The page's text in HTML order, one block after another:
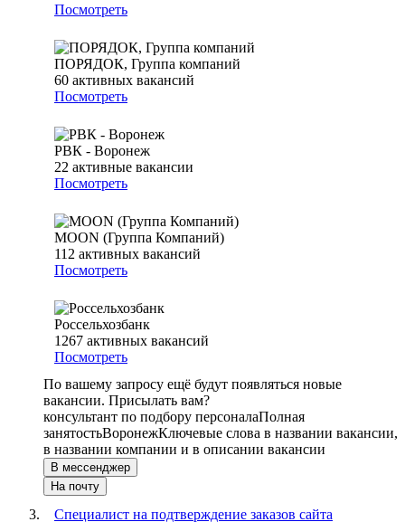
Посмотреть
ПОРЯДОК, Группа компаний
60 активных вакансий
Посмотреть
РВК - Воронеж
22 активные вакансии
Посмотреть
MOON (Группа Компаний)
112 активных вакансий
Посмотреть
Россельхозбанк
1267 активных вакансий
Посмотреть
По вашему запросу ещё будут появляться новые
вакансии. Присылать вам?
консультант по подбору персоналаПолная
занятостьВоронежКлючевые слова в названии вакансии,
в названии компании и в описании вакансии
В мессенджер
На почту
Специалист на подтверждение заказов сайта